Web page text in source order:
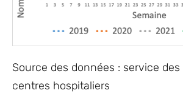
Source des données : service
centres hospitaliers *